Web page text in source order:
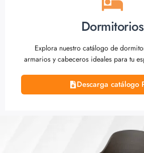
Dormitorios
Explora nuestro catálogo de
armarios y cabeceros ideales para tu
Descarga catálogo